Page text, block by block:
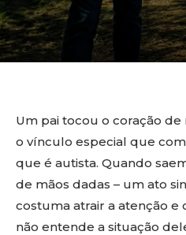
Um pai tocou o coração
o vínculo especial que
que é autista. Quando
de mãos dadas – um ato
costuma atrair a atenção
não entende a situação